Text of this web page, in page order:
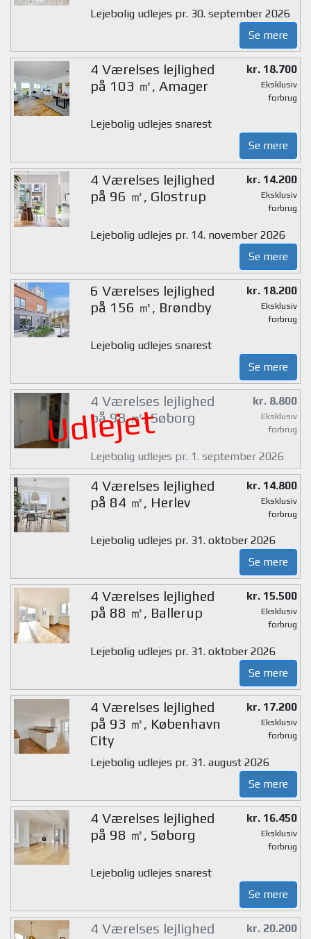
Lejebolig udlejes pr. 30. september 2026
Se mere
4 Værelses lejlighed
på 103 ㎡, Amager
kr. 18.700
Eksklusiv
forbrug
Lejebolig udlejes snarest
Se mere
4 Værelses lejlighed
på 96 ㎡, Glostrup
kr. 14.200
Eksklusiv
forbrug
Lejebolig udlejes pr. 14. november 2026
Se mere
6 Værelses lejlighed
på 156 ㎡, Brøndby
kr. 18.200
Eksklusiv
forbrug
Lejebolig udlejes snarest
Se mere
Udlejet
4 Værelses lejlighed
på 98 ㎡, Søborg
kr. 8.800
Eksklusiv
forbrug
Lejebolig udlejes pr. 1. september 2026
4 Værelses lejlighed
på 84 ㎡, Herlev
kr. 14.800
Eksklusiv
forbrug
Lejebolig udlejes pr. 31. oktober 2026
Se mere
4 Værelses lejlighed
på 88 ㎡, Ballerup
kr. 15.500
Eksklusiv
forbrug
Lejebolig udlejes pr. 31. oktober 2026
Se mere
4 Værelses lejlighed
på 93 ㎡, København
City
kr. 17.200
Eksklusiv
forbrug
Lejebolig udlejes pr. 31. august 2026
Se mere
4 Værelses lejlighed
på 98 ㎡, Søborg
kr. 16.450
Eksklusiv
forbrug
Lejebolig udlejes snarest
Se mere
4 Værelses lejlighed
kr. 20.200